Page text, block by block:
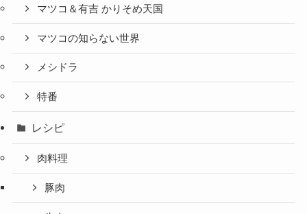
マツコ＆有吉 かりそめ天国
マツコの知らない世界
メシドラ
特番
レシピ
肉料理
豚肉